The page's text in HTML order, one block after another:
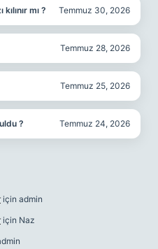
mı ? Temmuz 30, 2026
Temmuz 28, 2026
Temmuz 25, 2026
? Temmuz 24, 2026
için admin
için Naz